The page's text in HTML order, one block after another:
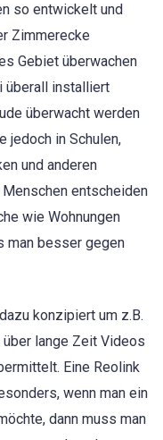
so entwickelt und
Zimmerecke
Gebiet überwachen
überall installiert
überwacht werden
jedoch in Schulen,
und anderen
entscheiden
wie Wohnungen
man besser gegen
konzipiert um z.B.
lange Zeit Videos
Eine Reolink
wenn man ein
dann muss man